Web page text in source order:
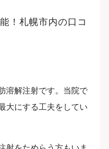
！札幌市内の口コ
溶解注射です。当院で
大にする工夫をしてい